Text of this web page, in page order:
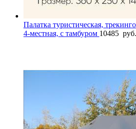
Палатка туристическая,
4-местная, с тамбуром 10485 руб.